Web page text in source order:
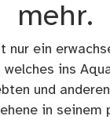
mehr.
nur ein
ins
und
in seinem